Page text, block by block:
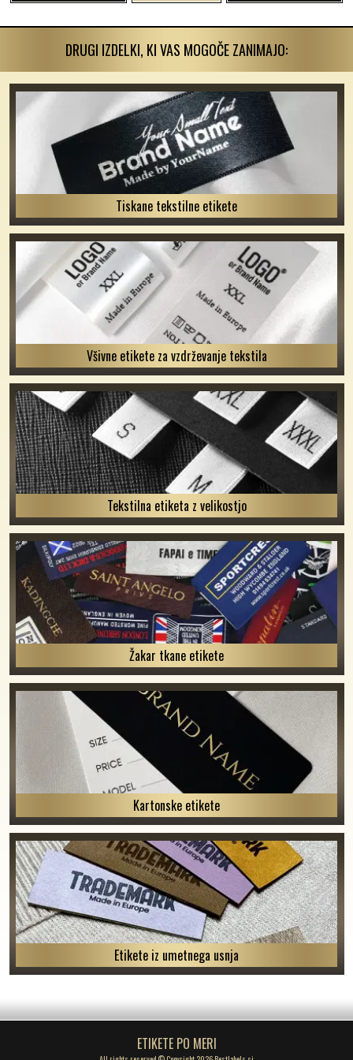
DRUGI IZDELKI, KI VAS MOGOČE ZANIMAJO:
Tiskane tekstilne etikete
Všivne etikete za vzdrževanje tekstila
Tekstilna etiketa z velikostjo
Žakar tkane etikete
Kartonske etikete
Etikete iz umetnega usnja
ETIKETE PO MERI